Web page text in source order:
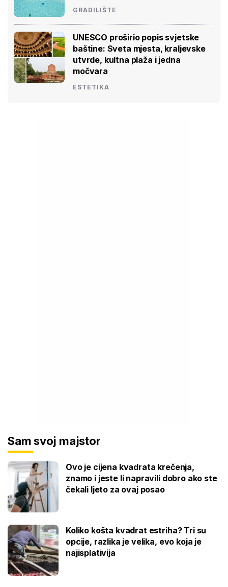
GRADILIŠTE
UNESCO proširio popis svjetske
baštine: Sveta mjesta, kraljevske
utvrde, kultna plaža i jedna
močvara
ESTETIKA
Sam svoj majstor
Ovo je cijena kvadrata krečenja,
znamo i jeste li napravili dobro ako ste
čekali ljeto za ovaj posao
Koliko košta kvadrat estriha? Tri su
opcije, razlika je velika, evo koja je
najisplativija